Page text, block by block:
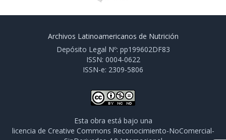
Archivos Latinoamericanos de Nutrición
Depósito Legal Nº: pp199602DF83
ISSN: 0004-0622
ISSN-e: 2309-5806
Esta obra está bajo una
licencia de Creative Commons Reconocimiento-NoComercial-